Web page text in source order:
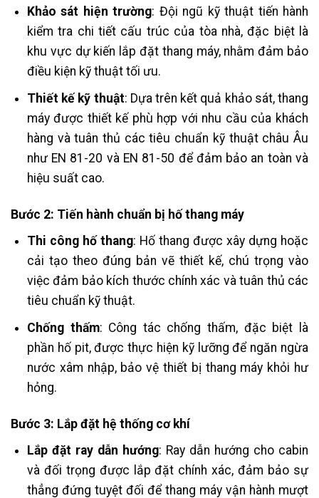
Khảo sát hiện trường: Đội ngũ kỹ thuật tiến hành
kiểm tra chi tiết cấu trúc của tòa nhà, đặc biệt là
khu vực dự kiến lắp đặt thang máy, nhằm đảm bảo
điều kiện kỹ thuật tối ưu.
Thiết kế kỹ thuật: Dựa trên kết quả khảo sát, thang
máy được thiết kế phù hợp với nhu cầu của khách
hàng và tuân thủ các tiêu chuẩn kỹ thuật châu Âu
như EN 81-20 và EN 81-50 để đảm bảo an toàn và
hiệu suất cao.
Bước 2: Tiến hành chuẩn bị hố thang máy
Thi công hố thang: Hố thang được xây dựng hoặc
cải tạo theo đúng bản vẽ thiết kế, chú trọng vào
việc đảm bảo kích thước chính xác và tuân thủ các
tiêu chuẩn kỹ thuật.
Chống thấm: Công tác chống thấm, đặc biệt là
phần hố pit, được thực hiện kỹ lưỡng để ngăn ngừa
nước xâm nhập, bảo vệ thiết bị thang máy khỏi hư
hỏng.
Bước 3: Lắp đặt hệ thống cơ khí
Lắp đặt ray dẫn hướng: Ray dẫn hướng cho cabin
và đối trọng được lắp đặt chính xác, đảm bảo sự
thẳng đứng tuyệt đối để thang máy vận hành mượt